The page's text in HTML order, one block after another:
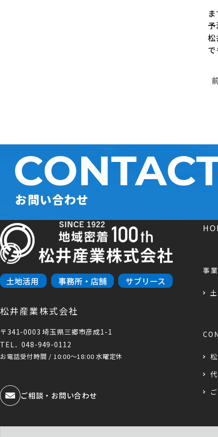
松
お問い合わせ
松井産業株式会社
〒341-0003 埼玉県三郷市彦成1-1
TEL．048-949-0112
お電話受付時間 / 10:00～18:00 水曜定休
ご相談・お問い合わせ
事